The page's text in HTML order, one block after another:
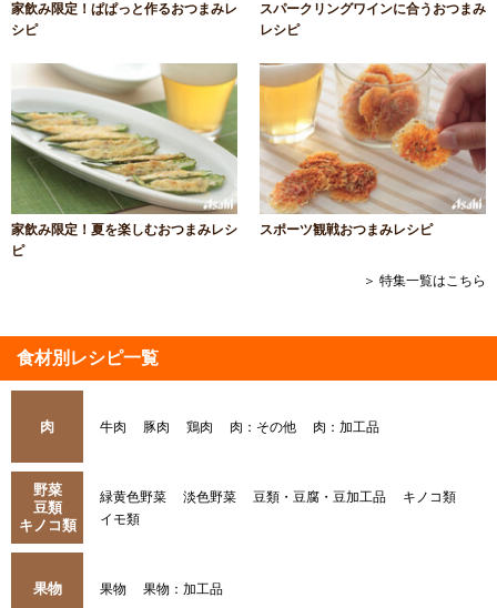
家飲み限定！ぱぱっと作るおつまみレ
シピ
スパークリングワインに合うおつまみ
レシピ
家飲み限定！夏を楽しむおつまみレシ
ピ
スポーツ観戦おつまみレシピ
＞ 特集一覧はこちら
食材別レシピ一覧
肉 牛肉 豚肉 鶏肉 肉：その他 肉：加工品
野菜
豆類
キノコ類
緑黄色野菜 淡色野菜 豆類・豆腐・豆加工品
キノコ類
イモ類
果物 果物 果物：加工品